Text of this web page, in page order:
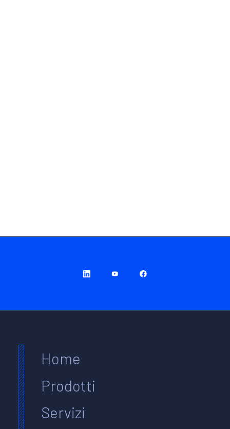
Home
Prodotti
Servizi